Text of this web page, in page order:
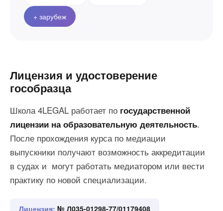
+ зарубеж
Лицензия и удостоверение
гособразца
Школа 4LEGAL работает по государственной
лицензии на образовательную деятельность.
После прохождения курса по медиации
выпускники получают возможность аккредитации
в судах и могут работать медиатором или вести
практику по новой специализации.
Лицензия: № Л035-01298-77/01179408